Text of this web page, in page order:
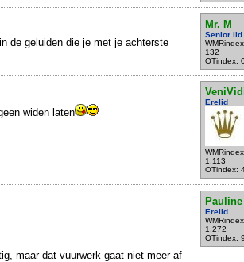
Mr. M
Senior lid
132
OTindex:
de geluiden die je met je achterste
Erelid
1.113
OTindex:
widen laten
Pauline
Erelid
1.272
OTindex:
maar dat vuurwerk gaat niet meer af